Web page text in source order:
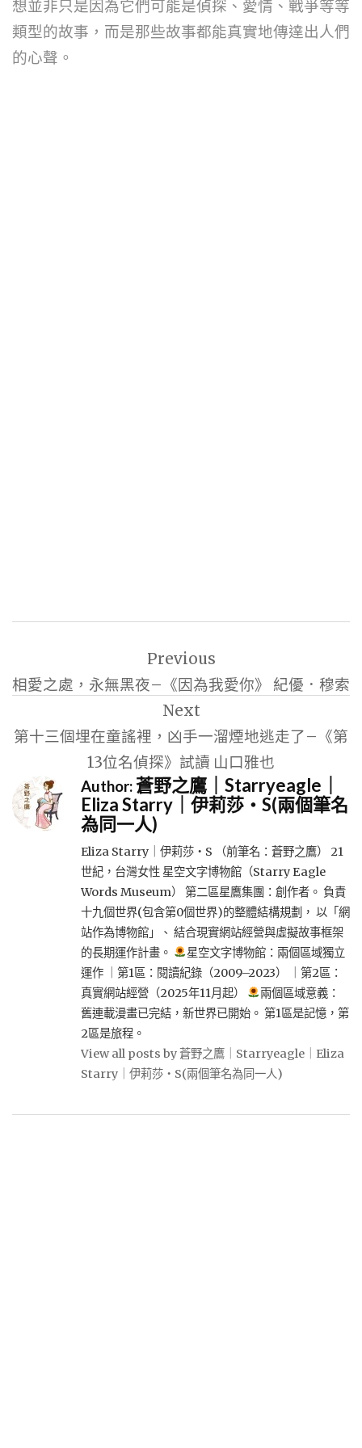
想並非只是因為它們可能是偵探、愛情、戰爭等等
類型的故事，而是那些故事都能真實地傳達出人們
的心聲。
導
覽
Previous
相愛之處，永無黑夜–《因為我愛你》 紀優．穆索
Next
第十三個埋在童謠裡，凶手一溜煙地逃走了–《第
13位名偵探》試讀 山口雅也
Author:蒼野之鷹｜Starryeagle｜
Eliza Starry｜伊莉莎・S(兩個筆名
為同一人)
Eliza Starry｜伊莉莎・S （前筆名：蒼野之鷹） 21
世紀，台灣女性 星空文字博物館（Starry Eagle
Words Museum） 第二區星鷹集團：創作者。 負責
十九個世界(包含第0個世界)的整體結構規劃， 以「網
站作為博物館」、 結合現實網站經營與虛擬故事框架
的長期運作計畫。
星空文字博物館：兩個區域獨立
運作 ｜第1區：閱讀紀錄（2009–2023） ｜第2區：
真實網站經營（2025年11月起）
兩個區域意義：
舊連載漫畫已完結，新世界已開始。 第1區是記憶，第
2區是旅程。
View all posts by 蒼野之鷹｜Starryeagle｜Eliza
Starry｜伊莉莎・S(兩個筆名為同一人)